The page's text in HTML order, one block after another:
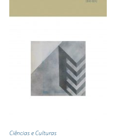
Ciências e Culturas